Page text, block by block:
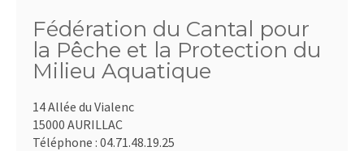
Fédération du Cantal pour
la Pêche et la Protection du
Milieu Aquatique
14 Allée du Vialenc
15000 AURILLAC
Téléphone : 04.71.48.19.25